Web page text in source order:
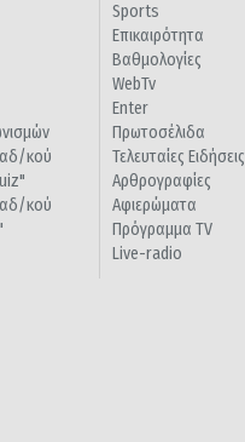
κού
κού
Sports
Επικαιρότητα
Βαθμολογίες
WebTv
Enter
Πρωτοσέλιδα
Τελευταίες Ειδήσεις
Αρθρογραφίες
Αφιερώματα
Πρόγραμμα TV
Live-radio